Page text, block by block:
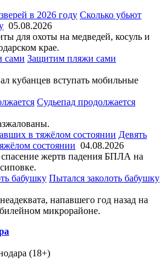
Сколько убьют
05.08.2026
для охоты на медведей, косуль и
крае.
Защитим пляжи сами
кубанцев вступать мобильные
Судьепад продолжается
Девять
состоянии 04.08.2026
жертв падения БПЛА на
Пытался заколоть бабушку
напавшего год назад на
микрорайоне.
(18+)